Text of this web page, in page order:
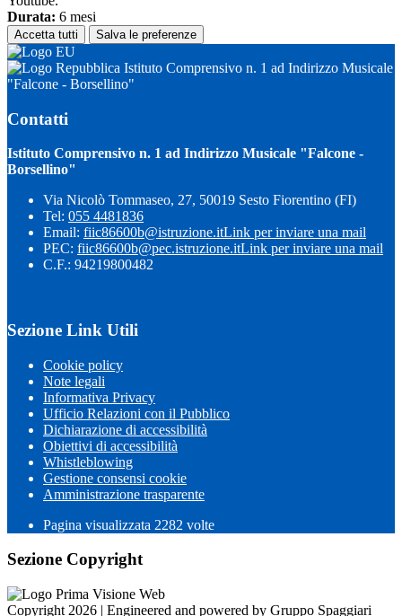
Durata: 6 mesi
Accetta tutti Salva le preferenze
Istituto Comprensivo n. 1 ad Indirizzo Musicale
"Falcone - Borsellino"
Contatti
Istituto Comprensivo n. 1 ad Indirizzo Musicale "Falcone -
Borsellino"
Via Nicolò Tommaseo, 27, 50019 Sesto Fiorentino (FI)
Tel: 055 4481836
Email: fiic86600b@istruzione.itLink per inviare una mail
PEC: fiic86600b@pec.istruzione.itLink per inviare una mail
C.F.: 94219800482
Sezione Link Utili
Cookie policy
Note legali
Informativa Privacy
Ufficio Relazioni con il Pubblico
Dichiarazione di accessibilità
Obiettivi di accessibilità
Whistleblowing
Gestione consensi cookie
Amministrazione trasparente
Pagina visualizzata 2282 volte
Sezione Copyright
Copyright 2026 | Engineered and powered by Gruppo Spaggiari